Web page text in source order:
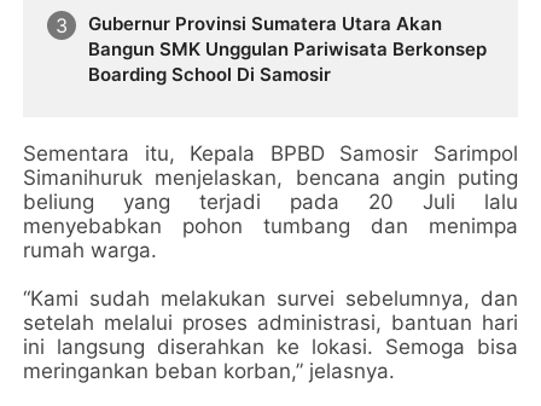
Gubernur Provinsi Sumatera Utara Akan
Bangun SMK Unggulan Pariwisata Berkonsep
Boarding School Di Samosir
Sementara itu, Kepala BPBD Samosir Sarimpol
Simanihuruk menjelaskan, bencana angin puting
beliung yang terjadi pada 20 Juli lalu
menyebabkan pohon tumbang dan menimpa
rumah warga.
“Kami sudah melakukan survei sebelumnya, dan
setelah melalui proses administrasi, bantuan hari
ini langsung diserahkan ke lokasi. Semoga bisa
meringankan beban korban,” jelasnya.